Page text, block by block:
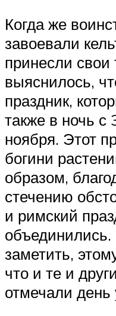
Когда же
завоевали
принесли свои
выяснилось,
праздник,
также в ночь с
ноября. Этот
богини
образом,
стечению
и римский
объединились.
заметить,
что и те и
отмечали